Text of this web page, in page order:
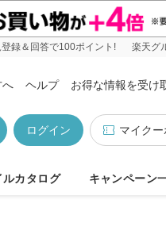
登録＆回答で100ポイント! 楽天グ
へ ヘルプ お得な情報を受け
マイクー
ログイン
ルカタログ キャンペーン